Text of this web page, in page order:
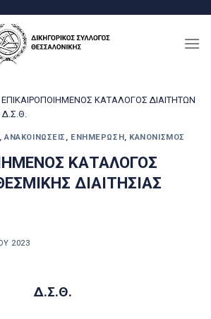
ΕΠΙΚΑΙΡΟΠΟΙΗΜΕΝΟΣ ΚΑΤΑΛΟΓΟΣ ΔΙΑΙΤΗΤΩΝ
Δ.Σ.Θ.
,ΑΝΑΚΟΙΝΏΣΕΙΣ , ΕΝΗΜΈΡΩΣΗ, ΚΑΝΟΝΙΣΜΌΣ
ΚΑΤΑΛΟΓΟΣ
ΔΙΑΙΤΗΣΙΑΣ
2023
Δ.Σ.Θ.